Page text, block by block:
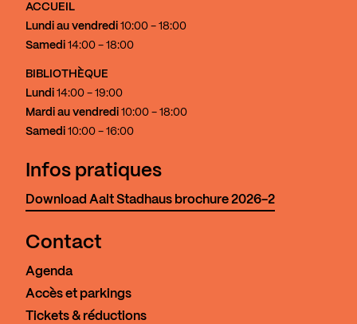
ACCUEIL
Lundi au vendredi 10:00 - 18:00
Samedi 14:00 - 18:00
BIBLIOTHÈQUE
Lundi 14:00 - 19:00
Mardi au vendredi 10:00 - 18:00
Samedi 10:00 - 16:00
Infos pratiques
Download Aalt Stadhaus brochure 2026-2
Contact
Agenda
Accès et parkings
Tickets & réductions